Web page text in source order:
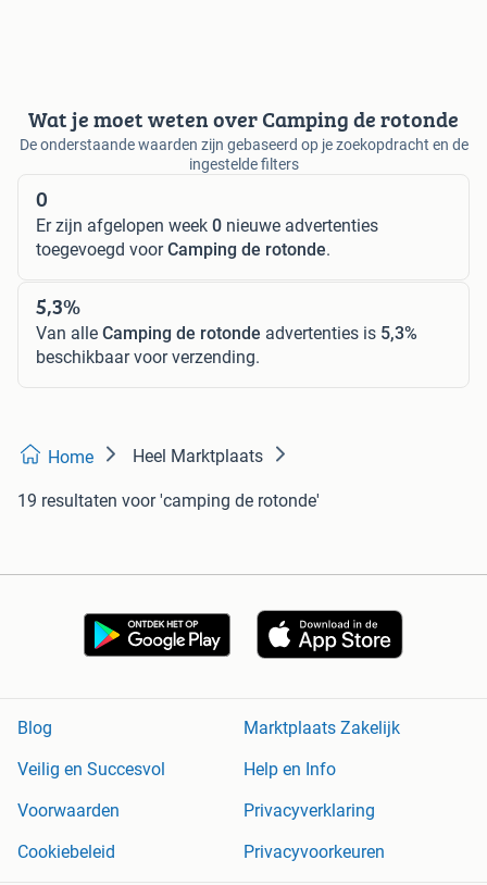
Wat je moet weten over Camping de rotonde
De onderstaande waarden zijn gebaseerd op je zoekopdracht en de
ingestelde filters
0
Er zijn afgelopen week 0 nieuwe advertenties
toegevoegd voorCamping de rotonde.
5,3%
Van alle Camping de rotonde advertenties is 5,3%
beschikbaar voor verzending.
Home Heel Marktplaats
19 resultaten voor 'camping de rotonde'
Blog
Marktplaats Zakelijk
Veilig en Succesvol
Help en Info
Voorwaarden
Privacyverklaring
Cookiebeleid
Privacyvoorkeuren